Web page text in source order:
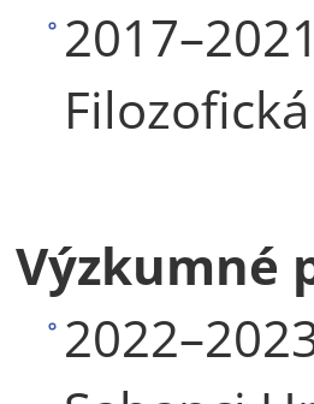
Výzkumné